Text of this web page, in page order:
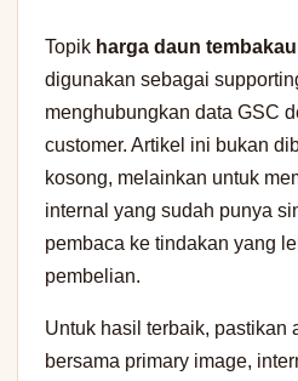
Topik harga daun
digunakan sebagai
menghubungkan data GSC
customer. Artikel ini bukan
kosong, melainkan untuk
internal yang sudah punya
pembaca ke tindakan yang
pembelian.
Untuk hasil terbaik, pastikan
bersama primary image,